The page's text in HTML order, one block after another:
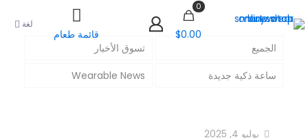
0
$0.00 قائمة طعام
لغة
الجميع
تسوق الأخبار
ساعة ذكية جديدة
Wearable News
يوليو 4, 2025